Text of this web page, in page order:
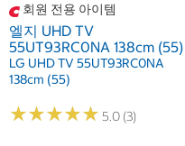
회원 전용 아이템
엘지 UHD TV
55UT93RC0NA 138cm (55)
LG UHD TV 55UT93RC0NA
138cm (55)
★★★★★
★★★★★ 5.0 (3)